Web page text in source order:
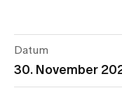
Datum
30. November